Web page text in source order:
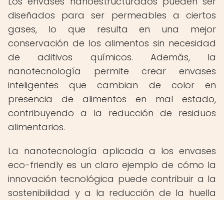
diseñados para ser permeables a ciertos
gases, lo que resulta en una mejor
conservación de los alimentos sin necesidad
de aditivos químicos. Además, la
nanotecnología permite crear envases
inteligentes que cambian de color en
presencia de alimentos en mal estado,
contribuyendo a la reducción de residuos
alimentarios.
La nanotecnología aplicada a los envases
eco-friendly es un claro ejemplo de cómo la
innovación tecnológica puede contribuir a la
sostenibilidad y a la reducción de la huella